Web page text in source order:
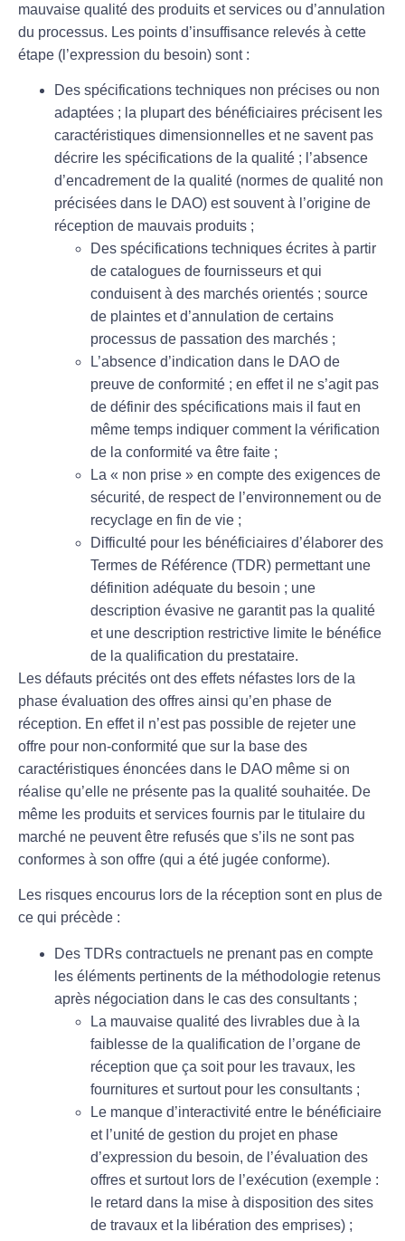
mauvaise qualité des produits et services ou d’annulation
du processus. Les points d’insuffisance relevés à cette
étape (l’expression du besoin) sont :
Des spécifications techniques non précises ou non
adaptées ; la plupart des bénéficiaires précisent les
caractéristiques dimensionnelles et ne savent pas
décrire les spécifications de la qualité ; l’absence
d’encadrement de la qualité (normes de qualité non
précisées dans le DAO) est souvent à l’origine de
réception de mauvais produits ;
Des spécifications techniques écrites à partir
de catalogues de fournisseurs et qui
conduisent à des marchés orientés ; source
de plaintes et d’annulation de certains
processus de passation des marchés ;
L’absence d’indication dans le DAO de
preuve de conformité ; en effet il ne s’agit pas
de définir des spécifications mais il faut en
même temps indiquer comment la vérification
de la conformité va être faite ;
La « non prise » en compte des exigences de
sécurité, de respect de l’environnement ou de
recyclage en fin de vie ;
Difficulté pour les bénéficiaires d’élaborer des
Termes de Référence (TDR) permettant une
définition adéquate du besoin ; une
description évasive ne garantit pas la qualité
et une description restrictive limite le bénéfice
de la qualification du prestataire.
Les défauts précités ont des effets néfastes lors de la
phase évaluation des offres ainsi qu’en phase de
réception. En effet il n’est pas possible de rejeter une
offre pour non-conformité que sur la base des
caractéristiques énoncées dans le DAO même si on
réalise qu’elle ne présente pas la qualité souhaitée. De
même les produits et services fournis par le titulaire du
marché ne peuvent être refusés que s’ils ne sont pas
conformes à son offre (qui a été jugée conforme).
Les risques encourus lors de la réception sont en plus de
ce qui précède :
Des TDRs contractuels ne prenant pas en compte
les éléments pertinents de la méthodologie retenus
après négociation dans le cas des consultants ;
La mauvaise qualité des livrables due à la
faiblesse de la qualification de l’organe de
réception que ça soit pour les travaux, les
fournitures et surtout pour les consultants ;
Le manque d’interactivité entre le bénéficiaire
et l’unité de gestion du projet en phase
d’expression du besoin, de l’évaluation des
offres et surtout lors de l’exécution (exemple :
le retard dans la mise à disposition des sites
de travaux et la libération des emprises) ;